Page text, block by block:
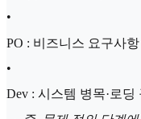
•
PO : 비즈니스 요구사항
•
Dev : 시스템 병목·로